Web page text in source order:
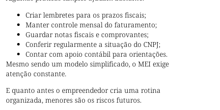
Criar lembretes para os prazos fiscais;
Manter controle mensal do faturamento;
Guardar notas fiscais e comprovantes;
Conferir regularmente a situação do CNPJ;
Contar com apoio contábil para orientações.
Mesmo sendo um modelo simplificado, o MEI exige
atenção constante.
E quanto antes o empreendedor cria uma rotina
organizada, menores são os riscos futuros.